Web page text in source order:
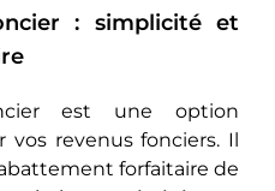
: simplicité et
est une option
revenus fonciers. Il
forfaitaire de